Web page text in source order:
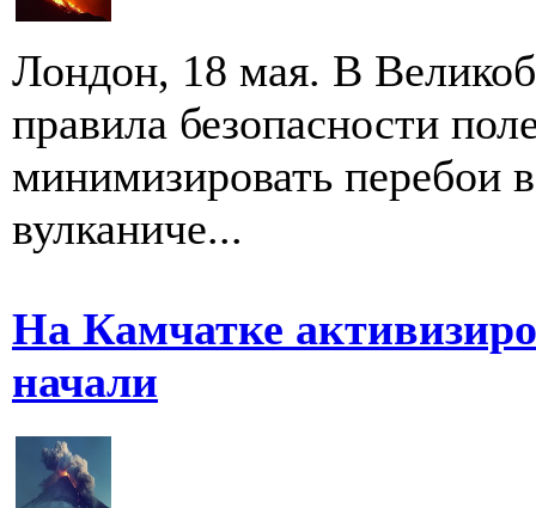
Лондон, 18 мая. В
правила безопасности
минимизировать перебои
вулканиче...
На Камчатке
начали